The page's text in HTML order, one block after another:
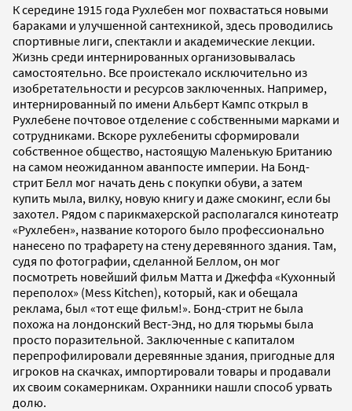
К середине 1915 года Рухлебен мог похвастаться новыми
бараками и улучшенной сантехникой, здесь проводились
спортивные лиги, спектакли и академические лекции.
Жизнь среди интернированных организовывалась
самостоятельно. Все проистекало исключительно из
изобретательности и ресурсов заключенных. Например,
интернированный по имени Альберт Кампс открыл в
Рухлебене почтовое отделение с собственными марками и
сотрудниками. Вскоре рухлебениты сформировали
собственное общество, настоящую Маленькую Британию
на самом неожиданном аванпосте империи. На Бонд-
стрит Белл мог начать день с покупки обуви, а затем
купить мыла, вилку, новую книгу и даже смокинг, если бы
захотел. Рядом с парикмахерской располагался кинотеатр
«Рухлебен», название которого было профессионально
нанесено по трафарету на стену деревянного здания. Там,
судя по фотографии, сделанной Беллом, он мог
посмотреть новейший фильм Матта и Джеффа «Кухонный
переполох» (Mess Kitchen), который, как и обещала
реклама, был «тот еще фильм!». Бонд-стрит не была
похожа на лондонский Вест-Энд, но для тюрьмы была
просто поразительной. Заключенные с капиталом
перепрофилировали деревянные здания, пригодные для
игроков на скачках, импортировали товары и продавали
их своим сокамерникам. Охранники нашли способ урвать
долю.